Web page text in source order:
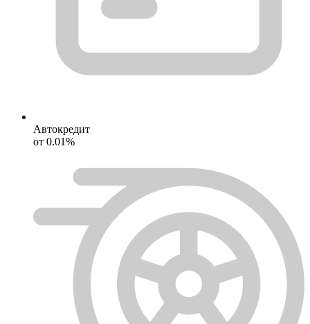
Автокредит
от 0.01%